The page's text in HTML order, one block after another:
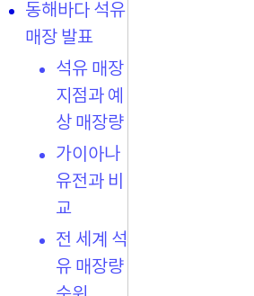
동해바다 석유
매장 발표
석유 매장
지점과 예
상 매장량
가이아나
유전과 비
교
전 세계 석
유 매장량